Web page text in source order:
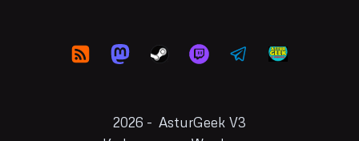
HOME
2026 - AsturGeek V3